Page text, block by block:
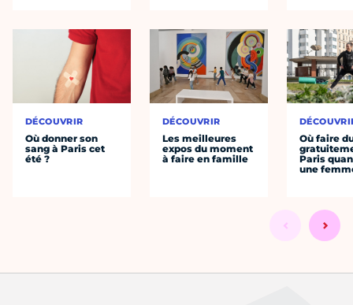
DÉCOUVRIR
Où donner son
sang à Paris cet
été ?
DÉCOUVRIR
Les meilleures
expos du moment
à faire en famille
Où faire
Paris
une